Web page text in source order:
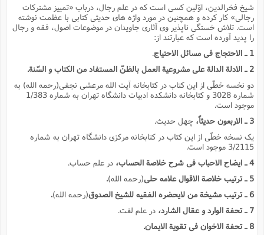
شیخ فخرالدین، اوّلین کسى است که در علم رجال، درباب «تمییز مشترکات
رجالى» کار کرده و همچنین در مورد واژه هاى حدیثى کتابى با عظمت نوشته
است. تلاش خستگى ناپذیر وى آثارى جاویدان در موضوعات اصول، فقه و رجال
را پدید آورده است که عبارتند از:
1 ـ الاحتجاج فى مسائل الاحتیاج
.
2 ـ الادلة الدالة على مشروعیة العمل بالظنّ المستفاد من الکتاب و السّنة.
دو نخسه خطّى از این کتاب در کتابخانه آیت الله مرعشى نجفى(رحمه الله) به
شماره 3028 و کتابخانه دانشکده ادبیات دانشگاه تهران به شماره 1/383
موجود است.
3 ـ الاربعون حدیثاً،
چهل حدیث.
یک نسخه خطّى از این کتاب در کتابخانه مرکزى دانشگاه تهران به شماره
3/2115 موجود است.
4 ـ ایضاح الاحباب فى شرح خلاصة الحساب،
در علم حساب.
5 ـ ترتیب خلاصة الاقوال علامه حلى
(رحمه الله).
6 ـ ترتیب مشیخة من لایحضره الفقیه للشیخ الصدوق
(رحمه الله).
7 ـ تحفة الوارد و عقال الشارد،
در علم لغت.
8 ـ تحفة الاخوان فى تقویة الایمان.